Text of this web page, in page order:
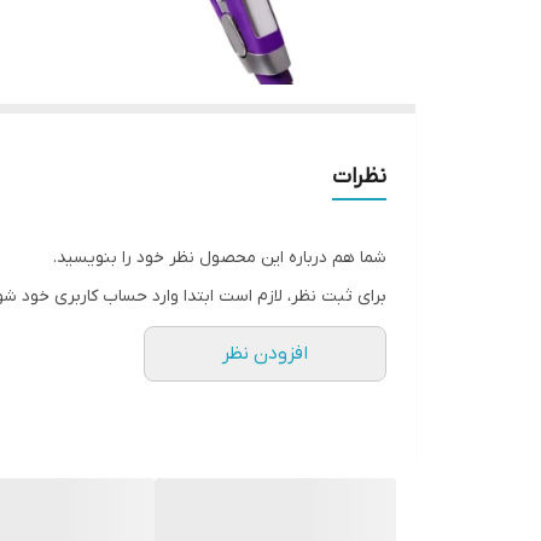
نظرات
شما هم درباره این محصول نظر خود را بنویسید.
برای ثبت نظر، لازم است ابتدا وارد حساب کاربری خود
افزودن نظر